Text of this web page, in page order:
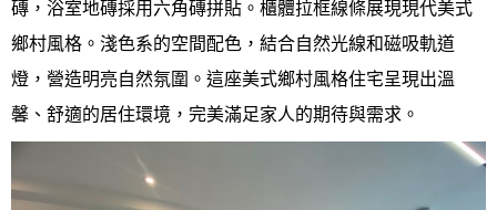
磚，浴室地磚採用六角磚拼貼。櫃體拉框線條展現現代美式
鄉村風格。淺色系的空間配色，結合自然光線和磁吸軌道
燈，營造明亮自然氛圍。這座美式鄉村風格住宅呈現出溫
馨、舒適的居住環境，完美滿足家人的期待與需求。